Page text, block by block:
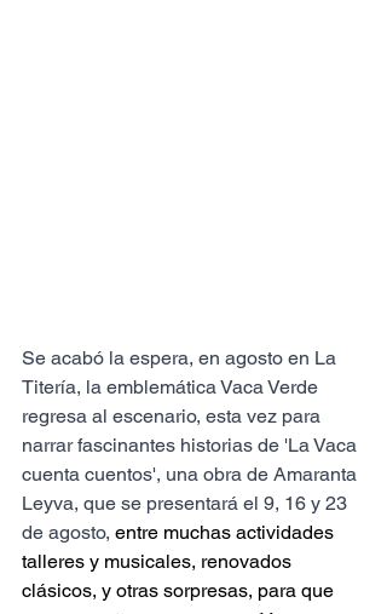
Se acabó la espera, en agosto en La
Titería, la emblemática Vaca Verde
regresa al escenario, esta vez para
narrar fascinantes historias de 'La Vaca
cuenta cuentos', una obra de Amaranta
Leyva, que se presentará el 9, 16 y 23
de agosto, entre muchas actividades
talleres y musicales, renovados
clásicos, y otras sorpresas, para que